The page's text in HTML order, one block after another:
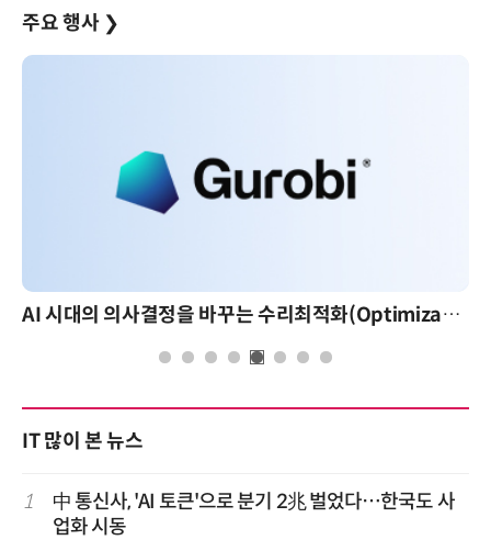
주요 행사 ❯
AI 시대의 의사결정을 바꾸는 수리최적화(Optimization): 실제 산업 적용 사례와 활용 전략 AI 핀옵
IT 많이 본 뉴스
1
中 통신사, 'AI 토큰'으로 분기 2兆 벌었다…한국도 사
업화 시동